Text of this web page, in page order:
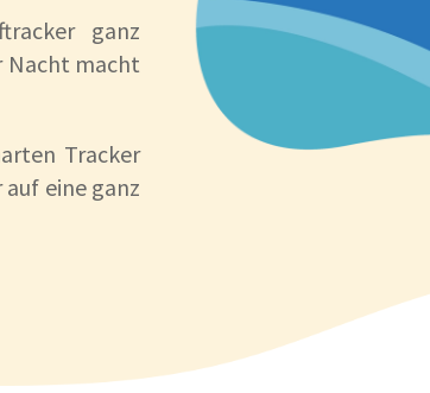
ganz
Nacht macht
Tracker
eine ganz